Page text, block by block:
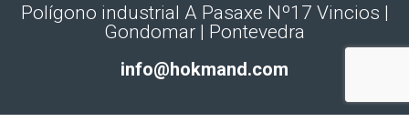
Polígono industrial A Pasaxe Nº17 Vincios |
Gondomar | Pontevedra
info@hokmand.com